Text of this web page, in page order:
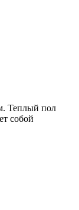
Теплый пол
собой